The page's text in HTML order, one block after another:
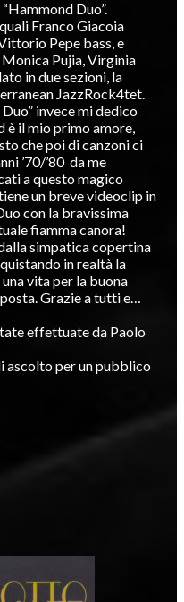
Duo”.
Franco Giacoia
Pepe bass, e
Pujia, Virginia
in due sezioni, la
JazzRock4tet.
invece mi dedico
è il mio primo amore,
che poi di canzoni ci
’70/’80 da me
a questo magico
un breve videoclip in
con la bravissima
fiamma canora!
simpatica copertina
in realtà la
vita per la buona
Grazie a tutti e…
effettuate da Paolo
ascolto per un pubblico